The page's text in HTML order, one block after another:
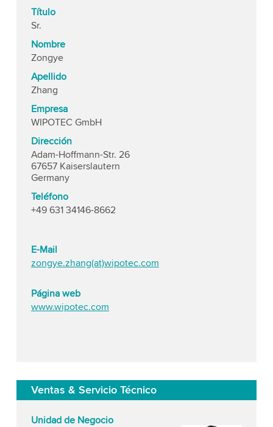
Título
Sr.
Nombre
Zongye
Apellido
Zhang
Empresa
WIPOTEC GmbH
Dirección
Adam-Hoffmann-Str. 26
67657 Kaiserslautern
Germany
Teléfono
+49 631 34146-8662
E-Mail
zongye.zhang(at)wipotec.com
Página web
www.wipotec.com
Ventas & Servicio Técnico
Unidad de Negocio